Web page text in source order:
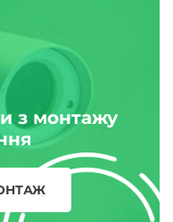
з монтажу